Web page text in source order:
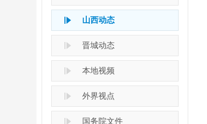
山西动态
晋城动态
本地视频
外界视点
国务院文件